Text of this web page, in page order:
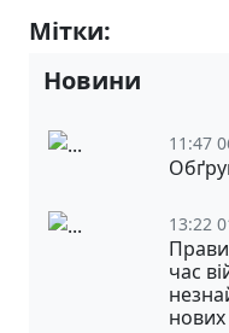
Мітки:
Новини
11:47
13:22
час
нових